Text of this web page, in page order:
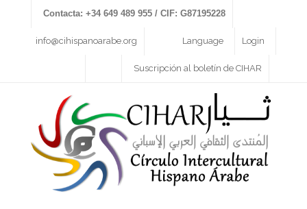
Contacta: +34 649 489 955 / CIF: G87195228
info@cihispanoarabe.org Login
Language
Suscripción al boletín de CIHAR